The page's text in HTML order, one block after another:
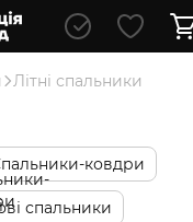
Літні спальники
ковдри
спальники